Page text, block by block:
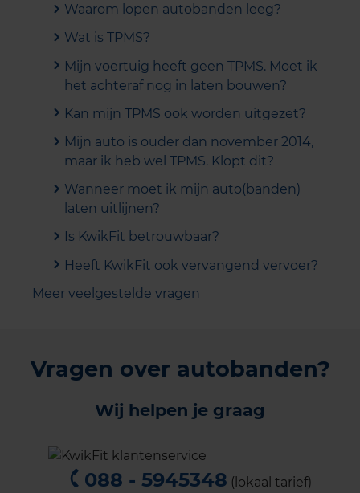
Waarom lopen autobanden leeg?
Wat is TPMS?
Mijn voertuig heeft geen TPMS. Moet ik
het achteraf nog in laten bouwen?
Kan mijn TPMS ook worden uitgezet?
Mijn auto is ouder dan november 2014,
maar ik heb wel TPMS. Klopt dit?
Wanneer moet ik mijn auto(banden)
laten uitlijnen?
Is KwikFit betrouwbaar?
Heeft KwikFit ook vervangend vervoer?
Meer veelgestelde vragen
Vragen over autobanden?
Wij helpen je graag
088 - 5945348 (lokaal tarief)